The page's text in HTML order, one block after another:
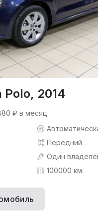
2014
₽ в месяц
Передний
Один
100000 км.